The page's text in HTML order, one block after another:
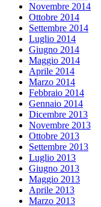
Novembre 2014
Ottobre 2014
Settembre 2014
Luglio 2014
Giugno 2014
Maggio 2014
Aprile 2014
Marzo 2014
Febbraio 2014
Gennaio 2014
Dicembre 2013
Novembre 2013
Ottobre 2013
Settembre 2013
Luglio 2013
Giugno 2013
Maggio 2013
Aprile 2013
Marzo 2013